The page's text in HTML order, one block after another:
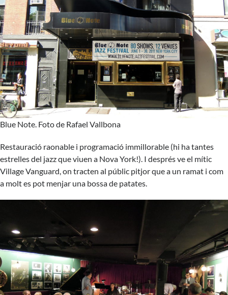
Blue Note. Foto de Rafael Vallbona
Restauració raonable i programació immillorable (hi ha tantes
estrelles del jazz que viuen a Nova York!). I després ve el mític
Village Vanguard, on tracten al públic pitjor que a un ramat i com
a molt es pot menjar una bossa de patates.